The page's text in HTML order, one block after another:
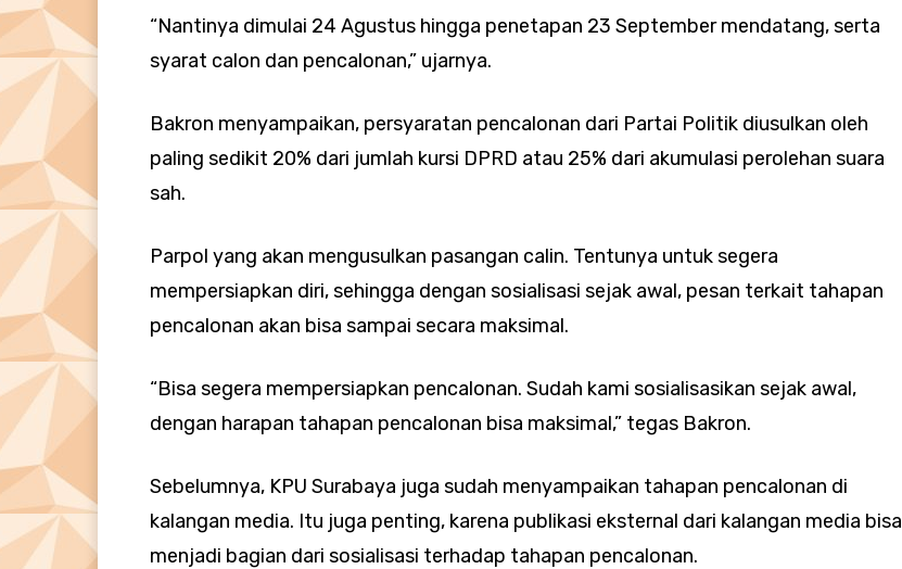
“Nantinya dimulai 24 Agustus hingga penetapan 23 September mendatang, serta
syarat calon dan pencalonan,” ujarnya.
Bakron menyampaikan, persyaratan pencalonan dari Partai Politik diusulkan oleh
paling sedikit 20% dari jumlah kursi DPRD atau 25% dari akumulasi perolehan suara
sah.
Parpol yang akan mengusulkan pasangan calin. Tentunya untuk segera
mempersiapkan diri, sehingga dengan sosialisasi sejak awal, pesan terkait tahapan
pencalonan akan bisa sampai secara maksimal.
“Bisa segera mempersiapkan pencalonan. Sudah kami sosialisasikan sejak awal,
dengan harapan tahapan pencalonan bisa maksimal,” tegas Bakron.
Sebelumnya, KPU Surabaya juga sudah menyampaikan tahapan pencalonan di
kalangan media. Itu juga penting, karena publikasi eksternal dari kalangan media bisa
menjadi bagian dari sosialisasi terhadap tahapan pencalonan.